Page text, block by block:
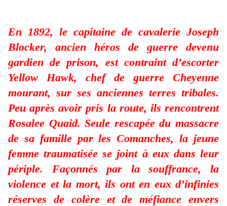
En 1892, le capitaine de cavalerie Joseph
Blocker, ancien héros de guerre devenu
gardien de prison, est contraint d’escorter
Yellow Hawk, chef de guerre Cheyenne
mourant, sur ses anciennes terres tribales.
Peu après avoir pris la route, ils rencontrent
Rosalee Quaid. Seule rescapée du massacre
de sa famille par les Comanches, la jeune
femme traumatisée se joint à eux dans leur
périple. Façonnés par la souffrance, la
violence et la mort, ils ont en eux d’infinies
réserves de colère et de méfiance envers